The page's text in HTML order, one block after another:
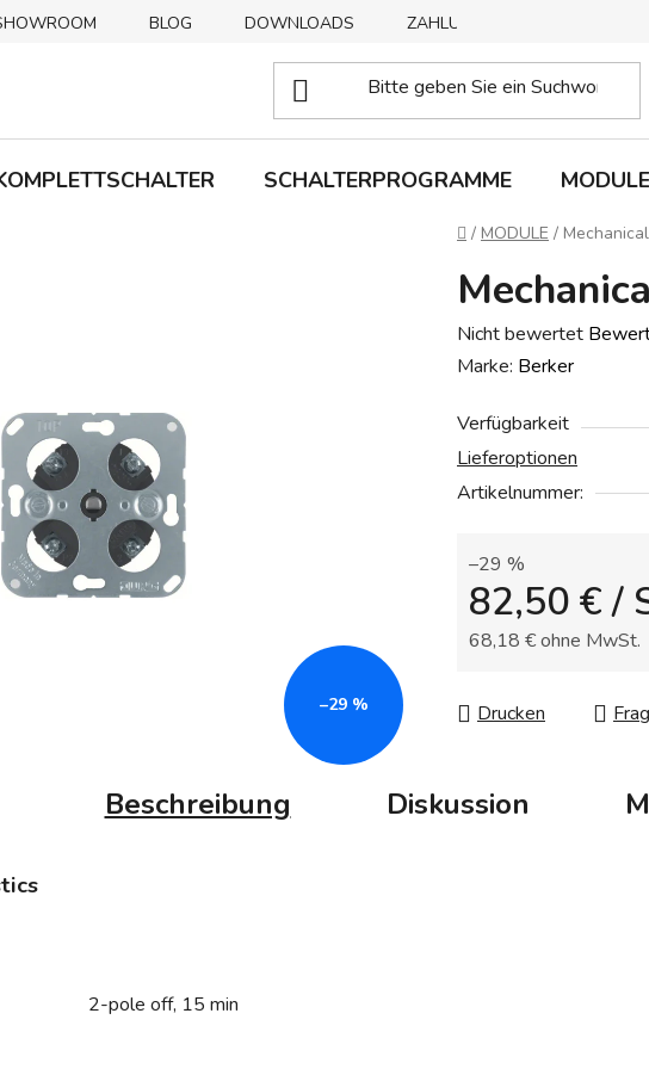
BLOG DOWNLOADS ZAHLUNGSMETHODEN
SCHALTERPROGRAMME MODULE
Startseite
/ MODULE /
Die
durchschnittliche
ist
0,0
von
Sternen.
Nicht bewertet
Marke: Berker
Verfügbarkeit
Lieferoptionen
Artikelnummer:
–29 %
82,50 €/
68,18 € ohne MwSt.
Drucken
–29 %
Beschreibung Diskussion
2-pole off, 15 min